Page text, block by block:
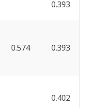
0.393
0.574 0.393
0.402